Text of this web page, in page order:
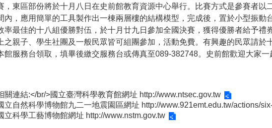
，東區部份將於十月八日在史前館教育資源中心舉行。比賽方式是參賽者
內，應用簡單的工具製作出一棟兩層樓的結構模型，完成後，置於小型振
率最佳的十八組優勝對伍，於十月廿九日參加全國決賽，獲得優勝者給予
上之親子、學生社團及一般民眾皆可組團參加，活動免費。有興趣的民眾請於
館服務台領取，填畢後繳交服務台或傳真至089-382748。史前館歡迎大家
關連結:</br/>國立臺灣科學教育館網址 http://www.ntsec.gov.tw
立自然科學博物館九二一地震園區網址 http://www.921emt.edu.tw/actions/
立科學工藝博物館網址 http://www.nstm.gov.tw